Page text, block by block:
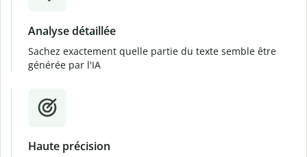
Analyse détaillée
Sachez exactement quelle partie du texte semble être
générée par l'IA
Haute précision